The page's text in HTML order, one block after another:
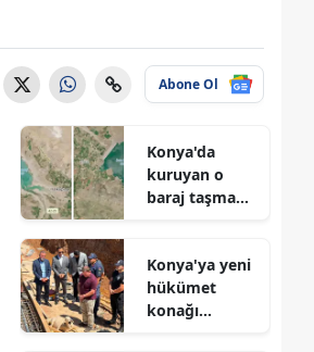
Abone Ol
Konya'da
kuruyan o
baraj taşma
Konya'ya yeni
hükümet
konağı